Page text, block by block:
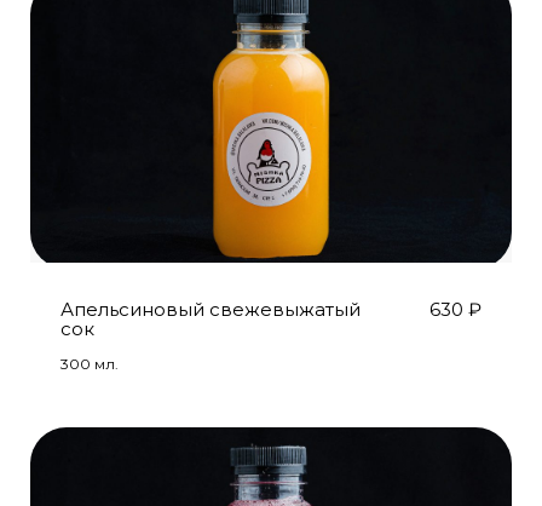
Апельсиновый свежевыжатый
сок
630 ₽
300 мл.